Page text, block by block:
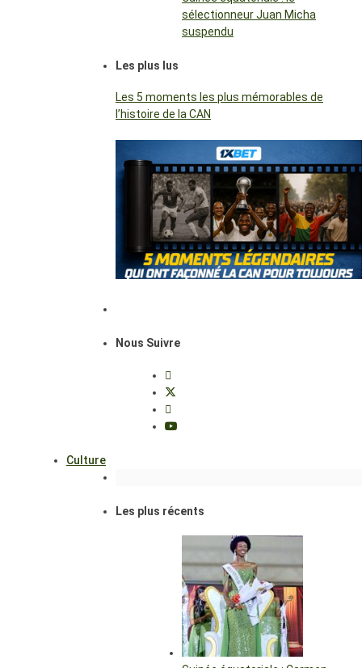
sélectionneur Juan Micha
suspendu
Les plus lus
Les 5 moments les plus mémorables de
l’histoire de la CAN
Nous Suivre
Culture
Les plus récents